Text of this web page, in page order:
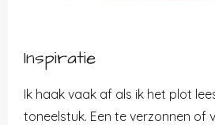
Inspiratie
Ik haak vaak af als ik het plot
toneelstuk. Een te verzonnen of